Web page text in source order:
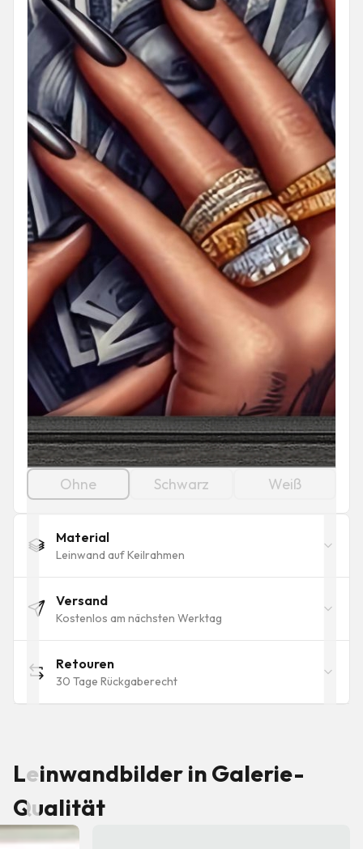
Ohne Schwarz Weiß
Material
Leinwand auf Keilrahmen
Versand
Kostenlos am nächsten Werktag
Retouren
30 Tage Rückgaberecht
Leinwandbilder in Galerie-
Qualität